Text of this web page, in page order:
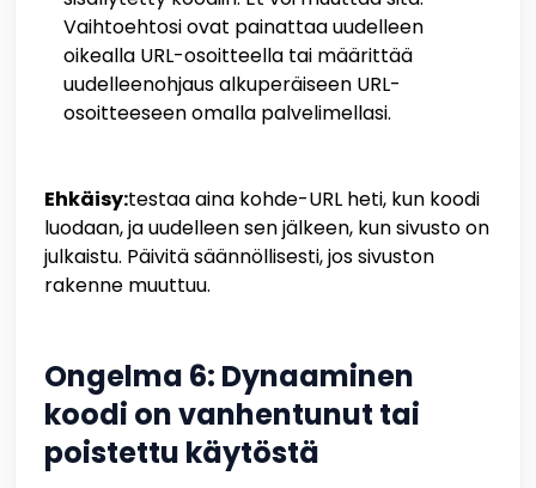
Vaihtoehtosi ovat painattaa uudelleen
oikealla URL-osoitteella tai määrittää
uudelleenohjaus alkuperäiseen URL-
osoitteeseen omalla palvelimellasi.
Ehkäisy:testaa aina kohde-URL heti, kun koodi
luodaan, ja uudelleen sen jälkeen, kun sivusto on
julkaistu. Päivitä säännöllisesti, jos sivuston
rakenne muuttuu.
Ongelma 6: Dynaaminen
koodi on vanhentunut tai
poistettu käytöstä